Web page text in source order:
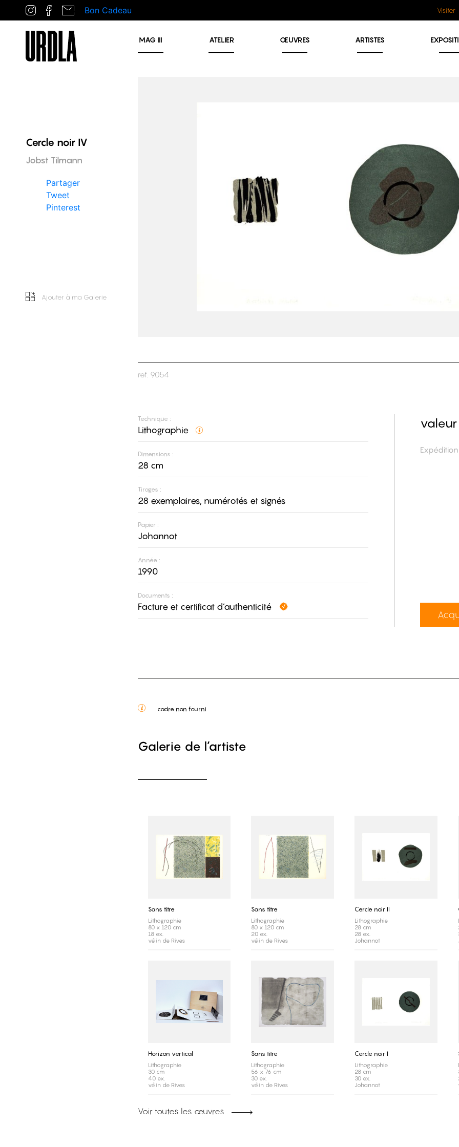
Bon Cadeau Visiter
MAG III ATELIER ŒUVRES ARTISTES
Cercle noir IV
Jobst Tilmann
Partager
Tweet
Pinterest
Ajouter à ma Galerie
ref. 9054
Technique :
Lithographie
Dimensions :
28 cm
Tirages :
28 exemplaires, numérotés et signés
Papier :
Johannot
Année :
1990
Documents :
Facture et certificat d’authenticité
valeur
cadre non fourni
Galerie de l’artiste
Sans titre
Lithographie
80 x 120 cm
18 ex.
vélin de Rives
Sans titre
Lithographie
80 x 120 cm
20 ex.
vélin de Rives
Cercle noir II
Lithographie
28 cm
28 ex.
Johannot
Horizon vertical
Lithographie
30 cm
40 ex.
vélin de Rives
Sans titre
Lithographie
56 x 76 cm
30 ex.
vélin de Rives
Cercle noir I
Lithographie
28 cm
30 ex.
Johannot
Voir toutes les œuvres